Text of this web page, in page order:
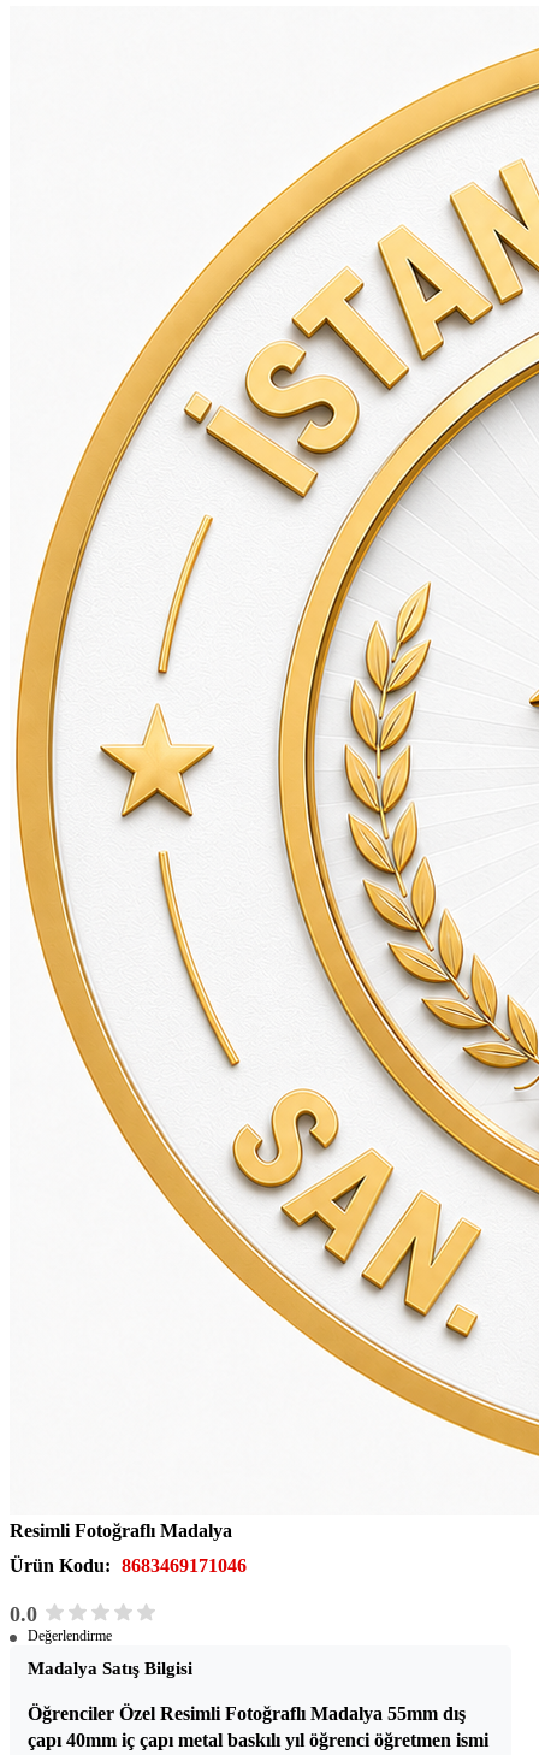
Resimli Fotoğraflı Madalya
Ürün Kodu: 8683469171046
0.0
Değerlendirme
Madalya Satış Bilgisi
Öğrenciler Özel Resimli Fotoğraflı Madalya 55mm dış
çapı 40mm iç çapı metal baskılı yıl öğrenci öğretmen ismi